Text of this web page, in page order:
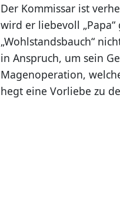
Der Kommissar ist
wird er liebevoll
„Wohlstandsbauch“
in Anspruch, um sein
Magenoperation,
hegt eine Vorliebe zu